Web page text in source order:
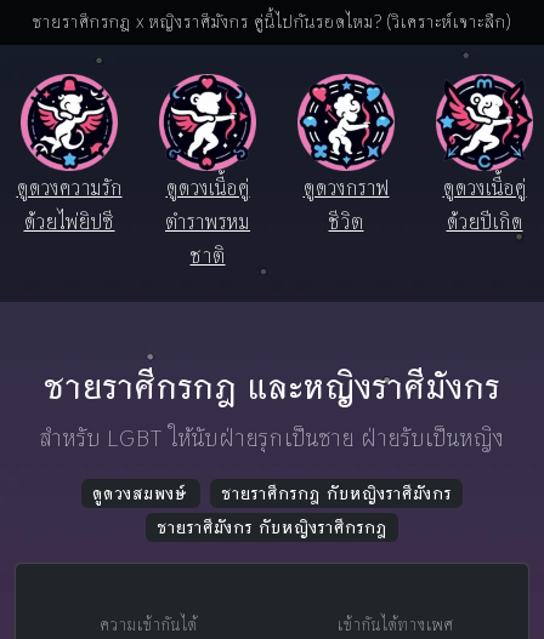
ชายราศีกรกฎ x หญิงราศีมังกร คู่นี้ไปกันรอดไหม? (วิเคราะห์เจาะลึก)
ดูดวงความรัก
ด้วยไพ่ยิปซี
ดูดวงเนื้อคู่
ตำราพรหม
ชาติ
ดูดวงกราฟ
ชีวิต
ดูดวงเนื้อคู่
ด้วยปีเกิด
ชายราศีกรกฎ และหญิงราศีมังกร
สำหรับ LGBT ให้นับฝ่ายรุกเป็นชาย ฝ่ายรับเป็นหญิง
ดูดวงสมพงษ์
ชายราศีกรกฎ กับหญิงราศีมังกร
ชายราศีมังกร กับหญิงราศีกรกฎ
ความเข้ากันได้ เข้ากันได้ทางเพศ